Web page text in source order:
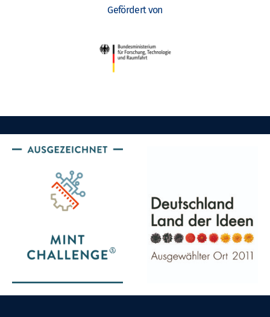
Gefördert von